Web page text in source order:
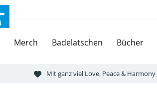
Merch Badelatschen Bücher
Mit ganz viel Love, Peace & Harmony